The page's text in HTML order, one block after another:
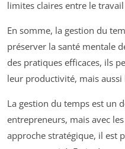
limites claires entre le
En somme, la gestion du
préserver la santé mentale
des pratiques efficaces, ils
leur productivité, mais
La gestion du temps est un
entrepreneurs, mais avec
approche stratégique, il est